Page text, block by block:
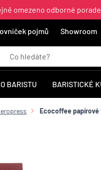
omezeno odborné
pojmů Showroom
BARISTU BARISTICKÉ
Ecocoffee